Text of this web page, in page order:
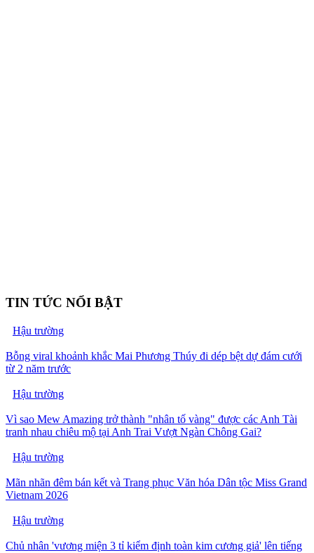
TIN TỨC NỔI BẬT
Hậu trường
Bỗng viral khoảnh khắc Mai Phương Thúy đi dép bệt dự đám cưới
từ 2 năm trước
Hậu trường
Vì sao Mew Amazing trở thành "nhân tố vàng" được các Anh Tài
tranh nhau chiêu mộ tại Anh Trai Vượt Ngàn Chông Gai?
Hậu trường
Mãn nhãn đêm bán kết và Trang phục Văn hóa Dân tộc Miss Grand
Vietnam 2026
Hậu trường
Chủ nhân 'vương miện 3 tỉ kiểm định toàn kim cương giả' lên tiếng